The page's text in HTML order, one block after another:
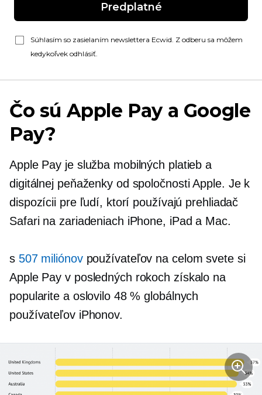
Predplatné
Súhlasím so zasielaním newslettera Ecwid. Z odberu sa môžem
kedykoľvek odhlásiť.
Čo sú Apple Pay a Google
Pay?
Apple Pay je služba mobilných platieb a
digitálnej peňaženky od spoločnosti Apple. Je k
dispozícii pre ľudí, ktorí používajú prehliadač
Safari na zariadeniach iPhone, iPad a Mac.
s 507 miliónovpoužívateľov na celom svete si
Apple Pay v posledných rokoch získalo na
popularite a oslovilo 48 % globálnych
používateľov iPhonov.